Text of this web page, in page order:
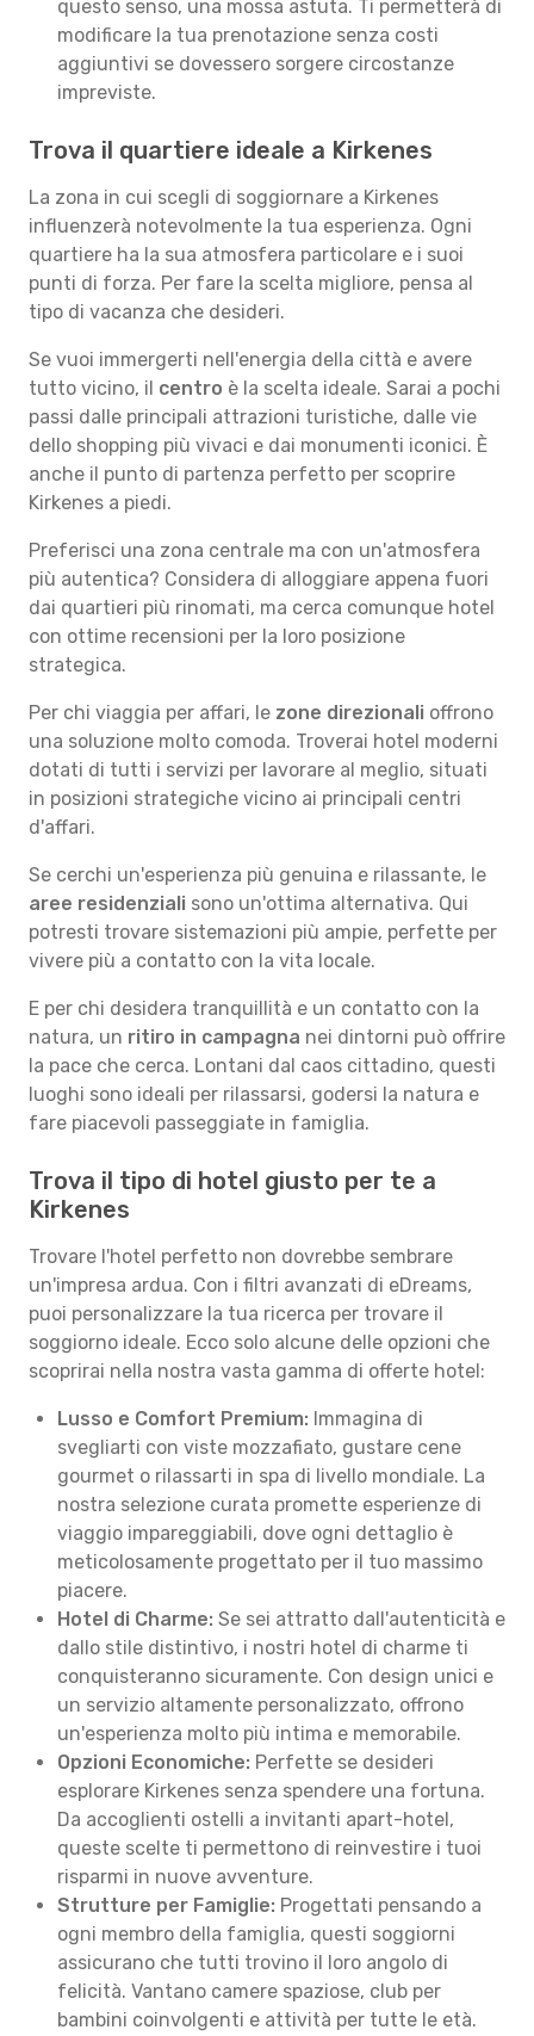
questo senso, una mossa astuta. Ti permetterà di
modificare la tua prenotazione senza costi
aggiuntivi se dovessero sorgere circostanze
impreviste.
Trova il quartiere ideale a Kirkenes
La zona in cui scegli di soggiornare a Kirkenes
influenzerà notevolmente la tua esperienza. Ogni
quartiere ha la sua atmosfera particolare e i suoi
punti di forza. Per fare la scelta migliore, pensa al
tipo di vacanza che desideri.
Se vuoi immergerti nell'energia della città e avere
tutto vicino, il centro è la scelta ideale. Sarai a pochi
passi dalle principali attrazioni turistiche, dalle vie
dello shopping più vivaci e dai monumenti iconici. È
anche il punto di partenza perfetto per scoprire
Kirkenes a piedi.
Preferisci una zona centrale ma con un'atmosfera
più autentica? Considera di alloggiare appena fuori
dai quartieri più rinomati, ma cerca comunque hotel
con ottime recensioni per la loro posizione
strategica.
Per chi viaggia per affari, le zone direzionali offrono
una soluzione molto comoda. Troverai hotel moderni
dotati di tutti i servizi per lavorare al meglio, situati
in posizioni strategiche vicino ai principali centri
d'affari.
Se cerchi un'esperienza più genuina e rilassante, le
aree residenziali sono un'ottima alternativa. Qui
potresti trovare sistemazioni più ampie, perfette per
vivere più a contatto con la vita locale.
E per chi desidera tranquillità e un contatto con la
natura, un ritiro in campagna nei dintorni può offrire
la pace che cerca. Lontani dal caos cittadino, questi
luoghi sono ideali per rilassarsi, godersi la natura e
fare piacevoli passeggiate in famiglia.
Trova il tipo di hotel giusto per te a
Kirkenes
Trovare l'hotel perfetto non dovrebbe sembrare
un'impresa ardua. Con i filtri avanzati di eDreams,
puoi personalizzare la tua ricerca per trovare il
soggiorno ideale. Ecco solo alcune delle opzioni che
scoprirai nella nostra vasta gamma di offerte hotel:
Lusso e Comfort Premium: Immagina di
svegliarti con viste mozzafiato, gustare cene
gourmet o rilassarti in spa di livello mondiale. La
nostra selezione curata promette esperienze di
viaggio impareggiabili, dove ogni dettaglio è
meticolosamente progettato per il tuo massimo
piacere.
Hotel di Charme: Se sei attratto dall'autenticità e
dallo stile distintivo, i nostri hotel di charme ti
conquisteranno sicuramente. Con design unici e
un servizio altamente personalizzato, offrono
un'esperienza molto più intima e memorabile.
Opzioni Economiche: Perfette se desideri
esplorare Kirkenes senza spendere una fortuna.
Da accoglienti ostelli a invitanti apart-hotel,
queste scelte ti permettono di reinvestire i tuoi
risparmi in nuove avventure.
Strutture per Famiglie: Progettati pensando a
ogni membro della famiglia, questi soggiorni
assicurano che tutti trovino il loro angolo di
felicità. Vantano camere spaziose, club per
bambini coinvolgenti e attività per tutte le età.